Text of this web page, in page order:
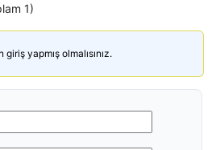
1)
yapmış olmalısınız.